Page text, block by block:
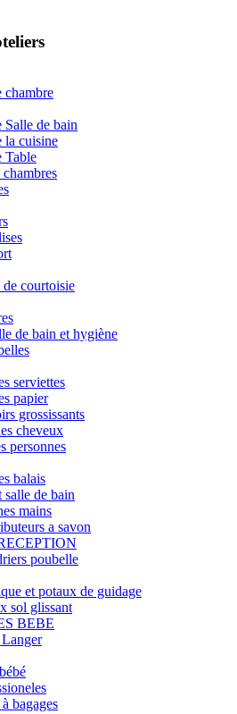
chambre
Salle de bain
la cuisine
Table
de courtoisie
de bain et hygiène
serviettes
papier
grossissants
cheveux
personnes
balais
salle de bain
mains
a savon
poubelle
et potaux de guidage
sol glissant
BEBE
Langer
bagages